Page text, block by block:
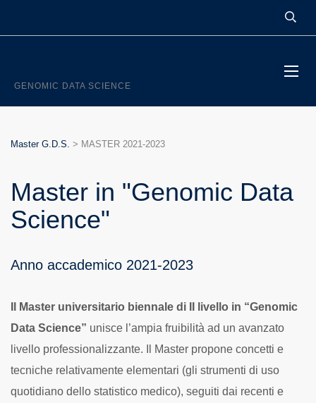
GENOMIC DATA SCIENCE
Master G.D.S. > MASTER 2021-2023
Master in "Genomic Data
Science"
Anno accademico 2021-2023
Il Master universitario biennale di II livello in “Genomic
Data Science” unisce l’ampia fruibilità ad un avanzato
livello professionalizzante. Il Master propone concetti e
tecniche relativamente elementari (gli strumenti di uso
quotidiano dello statistico medico), seguiti dai recenti e